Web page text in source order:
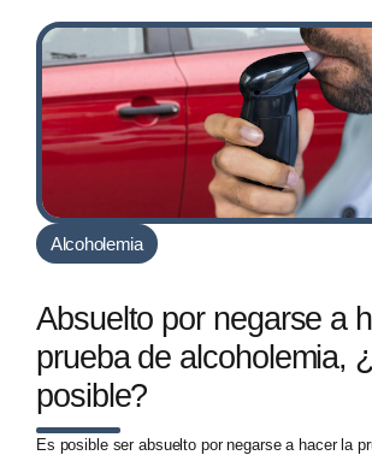
Alcoholemia
Absuelto por negarse a
prueba de alcoholemia,
posible?
Es posible ser absuelto por negarse a hacer la